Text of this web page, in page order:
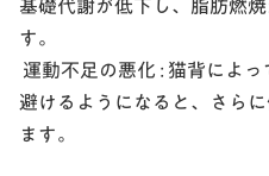
す。
運動不足の悪化 :猫背によ
避けるようになると、さら
ます。